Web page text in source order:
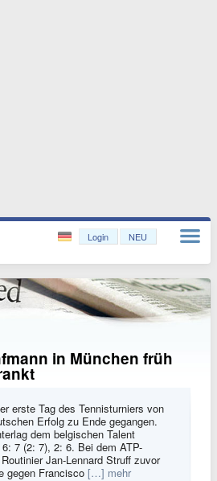
Login NEU
in München früh
erste Tag des Tennisturniers von
Erfolg zu Ende gegangen.
dem belgischen Talent
7 (2: 7), 2: 6. Bei dem ATP-
Jan-Lennard Struff zuvor
gegen Francisco […] mehr